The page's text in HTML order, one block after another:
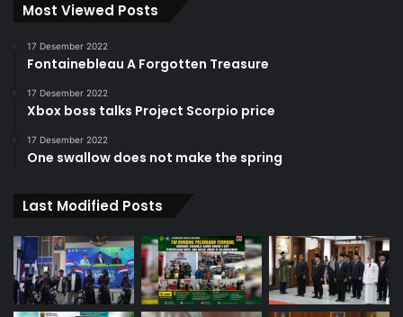
Most Viewed Posts
17 Desember 2022
Fontainebleau A Forgotten Treasure
17 Desember 2022
Xbox boss talks Project Scorpio price
17 Desember 2022
One swallow does not make the spring
Last Modified Posts